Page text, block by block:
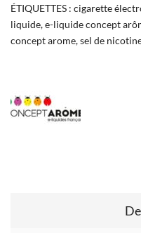
ÉTIQUETTES : cigarette
liquide,e-liquide concept
concept arome,sel de